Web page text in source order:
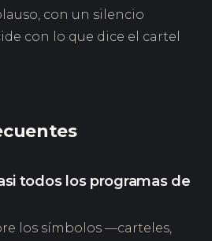
con un silencio
con lo que dice el cartel
todos los programas de
los símbolos —carteles,